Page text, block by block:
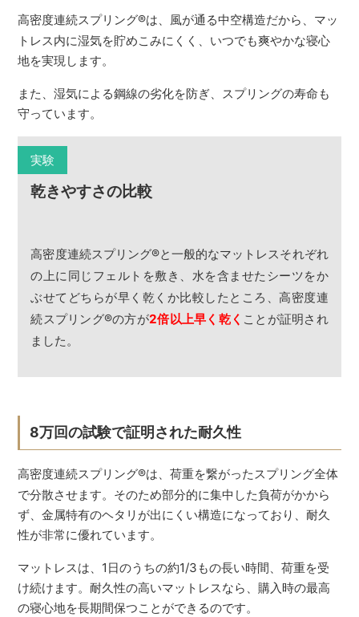
高密度連続スプリング®は、風が通る中空構造だから、マッ
トレス内に湿気を貯めこみにくく、いつでも爽やかな寝心
地を実現します。
また、湿気による鋼線の劣化を防ぎ、スプリングの寿命も
守っています。
実験
乾きやすさの比較
高密度連続スプリング®と一般的なマットレスそれぞれ
の上に同じフェルトを敷き、水を含ませたシーツをか
ぶせてどちらが早く乾くか比較したところ、高密度連
続スプリング®の方が2倍以上早く乾く ことが証明され
ました。
8万回の試験で証明された耐久性
高密度連続スプリング®は、荷重を繋がったスプリング全体
で分散させます。そのため部分的に集中した負荷がかから
ず、金属特有のヘタリが出にくい構造になっており、耐久
性が非常に優れています。
マットレスは、1日のうちの約1/3もの長い時間、荷重を受
け続けます。耐久性の高いマットレスなら、購入時の最高
の寝心地を長期間保つことができるのです。